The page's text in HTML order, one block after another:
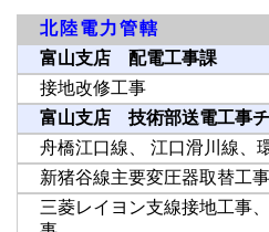
北陸電力管轄
富山支店 配電工事課
接地改修工事
富山支店 技術部送電工事
舟橋江口線、 江口滑川線、
新猪谷線主要変圧器取替工事
三菱レイヨン支線接地工事